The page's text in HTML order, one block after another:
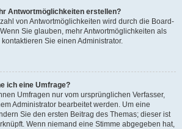
Antwortmöglichkeiten erstellen?
von Antwortmöglichkeiten wird durch die Board-
Sie glauben, mehr Antwortmöglichkeiten als
Sie einen Administrator.
ich eine Umfrage?
Umfragen nur vom ursprünglichen Verfasser,
Administrator bearbeitet werden. Um eine
Sie den ersten Beitrag des Themas; dieser ist
Wenn niemand eine Stimme abgegeben hat,